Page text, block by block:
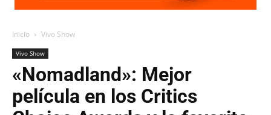
Inicio Vivo Show
Vivo Show
«Nomadland»: Mejor
película en los Critics